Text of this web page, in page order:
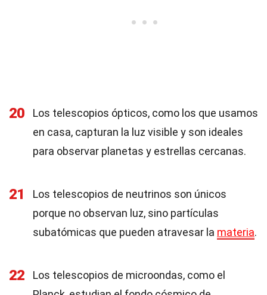
20
Los telescopios ópticos, como los que usamos
en casa, capturan la luz visible y son ideales
para observar planetas y estrellas cercanas.
21
Los telescopios de neutrinos son únicos
porque no observan luz, sino partículas
subatómicas que pueden atravesar la materia.
22
Los telescopios de microondas, como el